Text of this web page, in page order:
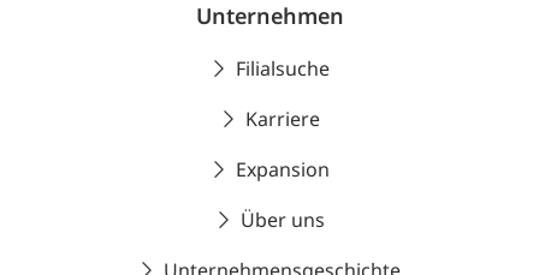
Unternehmen
Filialsuche
Karriere
Expansion
Über uns